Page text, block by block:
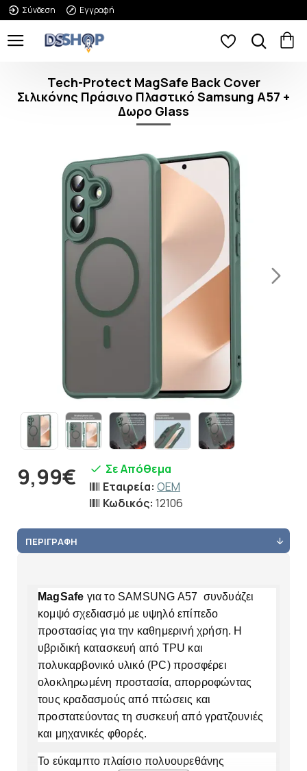
Σύνδεση Εγγραφή
Tech-Protect MagSafe Back Cover
Σιλικόνης Πράσινο Πλαστικό Samsung Α57 +
Δωρο Glass
9,99€
Σε Απόθεμα
Εταιρεία: OEM
Κωδικός: 12106
ΠΕΡΙΓΡΑΦΉ
MagSafe για το SAMSUNG A57 συνδυάζει
κομψό σχεδιασμό με υψηλό επίπεδο
προστασίας για την καθημερινή χρήση. Η
υβριδική κατασκευή από TPU και
πολυκαρβονικό υλικό (PC) προσφέρει
ολοκληρωμένη προστασία, απορροφώντας
τους κραδασμούς από πτώσεις και
προστατεύοντας τη συσκευή από γρατζουνιές
και μηχανικές φθορές.
Το εύκαμπτο πλαίσιο πολυουρεθάνης